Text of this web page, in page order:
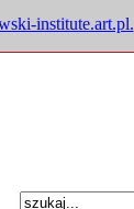
institute.art.pl.